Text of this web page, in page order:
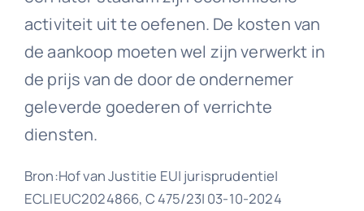
activiteit uit te oefenen. De kosten van
de aankoop moeten wel zijn verwerkt in
de prijs van de door de ondernemer
geleverde goederen of verrichte
diensten.
Bron:Hof van Justitie EU| jurisprudentie|
ECLIEUC2024866, C 475/23| 03-10-2024